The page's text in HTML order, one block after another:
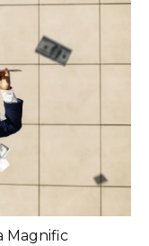
Magnific